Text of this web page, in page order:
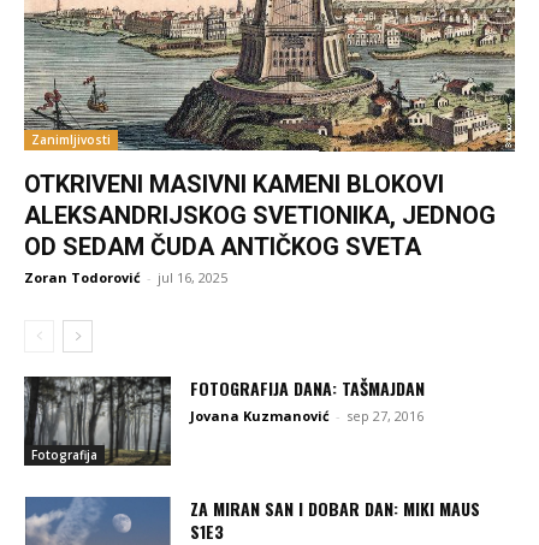
Zanimljivosti
OTKRIVENI MASIVNI KAMENI BLOKOVI
ALEKSANDRIJSKOG SVETIONIKA, JEDNOG
OD SEDAM ČUDA ANTIČKOG SVETA
Zoran Todorović - jul 16, 2025
Fotografija
FOTOGRAFIJA DANA: TAŠMAJDAN
Jovana Kuzmanović - sep 27, 2016
ZA MIRAN SAN I DOBAR DAN: MIKI MAUS
S1E3